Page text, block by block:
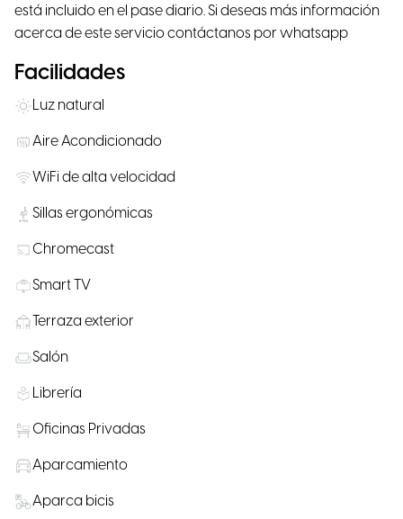
está incluido en el pase diario. Si deseas más información
acerca de este servicio contáctanos por whatsapp
Facilidades
Luz natural
Aire Acondicionado
WiFi de alta velocidad
Sillas ergonómicas
Chromecast
Smart TV
Terraza exterior
Salón
Librería
Oficinas Privadas
Aparcamiento
Aparca bicis